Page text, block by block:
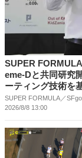
SUPER
eme-Dと共同研究
ーティング技術を
SUPER FORMULA／SFgo
2026/8/8 13:00